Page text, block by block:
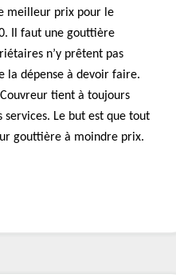
meilleur prix pour le
Il faut une gouttière
n’y prêtent pas
la dépense à devoir faire.
tient à toujours
Le but est que tout
gouttière à moindre prix.